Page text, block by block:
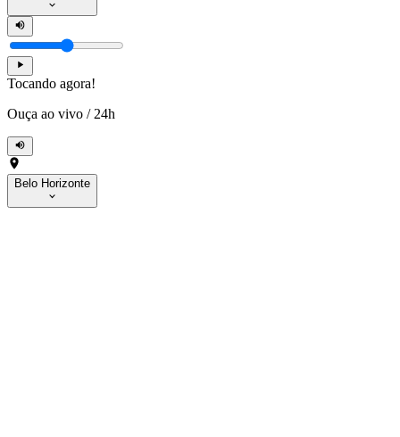
Tocando agora!
Ouça ao vivo / 24h
Belo Horizonte